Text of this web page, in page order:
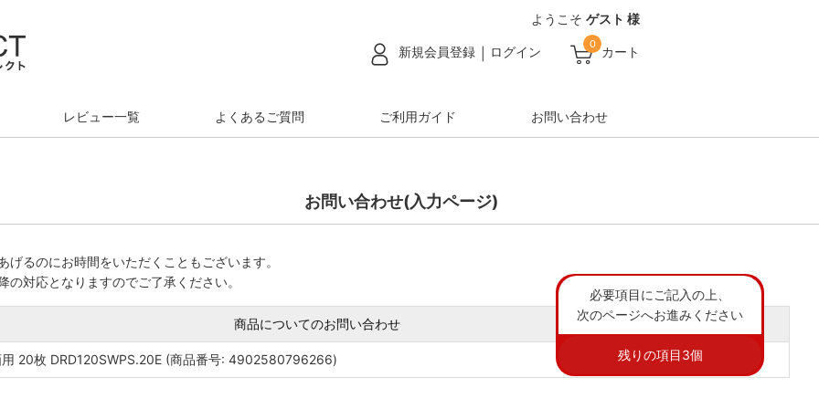
ようこそ ゲスト 様
新規会員登録 ログイン カート
0
レビュー一覧 よくあるご質問 ご利用ガイド お問い合わせ
お問い合わせ(入力ページ)
げるのにお時間をいただくこともございます。
の対応となりますのでご了承ください。
商品についてのお問い合わせ
20枚 DRD120SWPS.20E (商品番号: 4902580796266)
必要項目にご記入の上、
次のページへお進みください
残りの項目3個